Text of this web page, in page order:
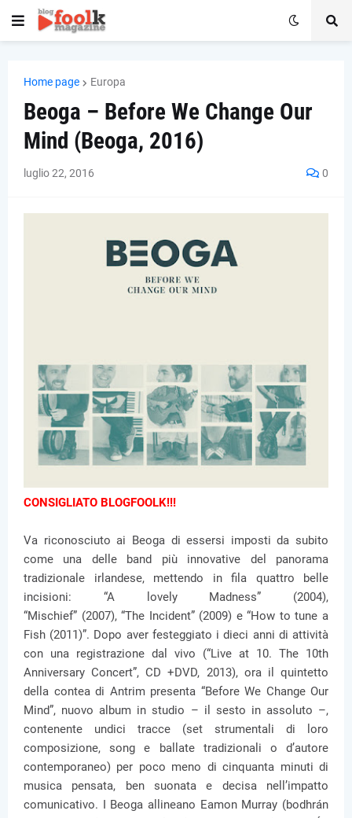
Home page Europa
Beoga – Before We Change Our
Mind (Beoga, 2016)
luglio 22, 2016 0
CONSIGLIATO BLOGFOOLK!!!
Va riconosciuto ai Beoga di essersi imposti da subito
come una delle band più innovative del panorama
tradizionale irlandese, mettendo in fila quattro belle
incisioni: “A lovely Madness” (2004),
“Mischief” (2007), “The Incident” (2009) e “How to tune a
Fish (2011)”. Dopo aver festeggiato i dieci anni di attività
con una registrazione dal vivo (“Live at 10. The 10th
Anniversary Concert”, CD +DVD, 2013), ora il quintetto
della contea di Antrim presenta “Before We Change Our
Mind”, nuovo album in studio – il sesto in assoluto –,
contenente undici tracce (set strumentali di loro
composizione, song e ballate tradizionali o d’autore
contemporaneo) per poco meno di cinquanta minuti di
musica pensata, ben suonata e decisa nell’impatto
comunicativo. I Beoga allineano Eamon Murray (bodhrán